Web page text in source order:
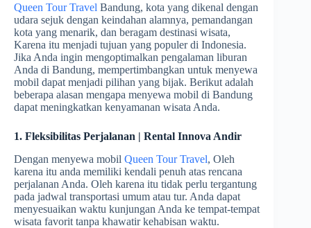
Queen Tour Travel Bandung, kota yang dikenal dengan
udara sejuk dengan keindahan alamnya, pemandangan
kota yang menarik, dan beragam destinasi wisata,
Karena itu menjadi tujuan yang populer di Indonesia.
Jika Anda ingin mengoptimalkan pengalaman liburan
Anda di Bandung, mempertimbangkan untuk menyewa
mobil dapat menjadi pilihan yang bijak. Berikut adalah
beberapa alasan mengapa menyewa mobil di Bandung
dapat meningkatkan kenyamanan wisata Anda.
1. Fleksibilitas Perjalanan | Rental Innova Andir
Dengan menyewa mobil Queen Tour Travel, Oleh
karena itu anda memiliki kendali penuh atas rencana
perjalanan Anda. Oleh karena itu tidak perlu tergantung
pada jadwal transportasi umum atau tur. Anda dapat
menyesuaikan waktu kunjungan Anda ke tempat-tempat
wisata favorit tanpa khawatir kehabisan waktu.